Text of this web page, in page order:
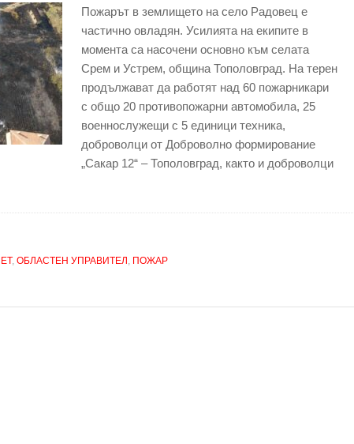
Пожарът в землището на село Радовец е
частично овладян. Усилията на екипите в
момента са насочени основно към селата
Срем и Устрем, община Тополовград. На терен
продължават да работят над 60 пожарникари
с общо 20 противопожарни автомобила, 25
военнослужещи с 5 единици техника,
доброволци от Доброволно формирование
„Сакар 12“ – Тополовград, както и доброволци
, ОБЛАСТЕН УПРАВИТЕЛ , ПОЖАР